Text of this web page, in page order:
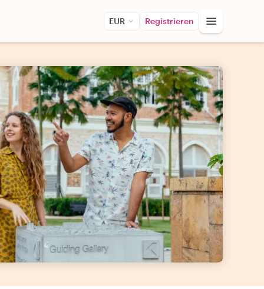
EUR Registrieren